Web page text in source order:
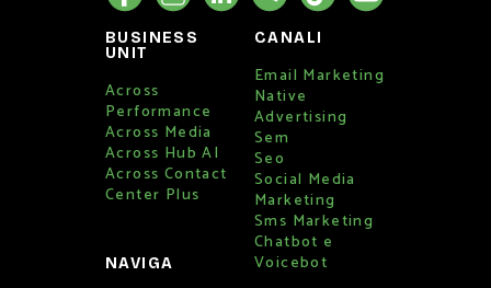
BUSINESS
UNIT
Across
Performance
Across Media
Across Hub AI
Across Contact
Center Plus
NAVIGA
CANALI
Email Marketing
Native
Advertising
Sem
Seo
Social Media
Marketing
Sms Marketing
Chatbot e
Voicebot